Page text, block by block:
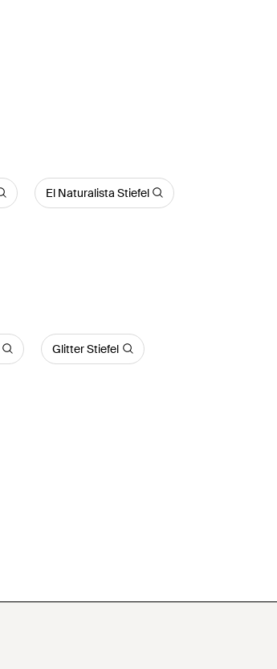
El Naturalista Stiefel
Glitter Stiefel